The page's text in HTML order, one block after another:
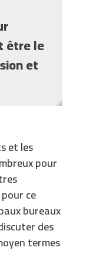
être le
et
et les
pour
ce
bureaux
des
termes